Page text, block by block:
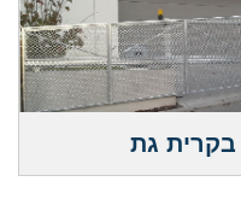
בקרית גת